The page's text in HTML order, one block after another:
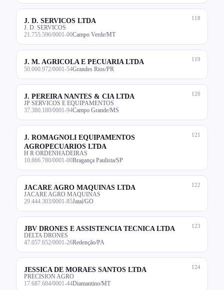
118
J. D. SERVICOS LTDA
J. D. SERVICOS
21.755.596/0001-00Campo Verde/MT
119
J. M. AGRICOLA E PECUARIA LTDA
50.000.972/0001-54Grandes Rios/PR
120
J. PEREIRA NANTES & CIA LTDA
JP SERVICOS E EQUIPAMENTOS
37.380.180/0001-94Campo Grande/MS
121
J. ROMAGNOLI EQUIPAMENTOS
AGROPECUARIOS LTDA
H R ORDENHADEIRAS
10.866.780/0001-00Bragança Paulista/SP
122
JACARE AGRO MAQUINAS LTDA
JACARE AGRO MAQUINAS
29.444.303/0001-85Jataí/GO
123
JBV DRONES E ASSISTENCIA TECNICA LTDA
DELTA DRONES
47.057.652/0001-26Redenção/PA
124
JESSICA DE MORAES SANTOS LTDA
PRECISION AGRO
17.687.684/0001-44Diamantino/MT